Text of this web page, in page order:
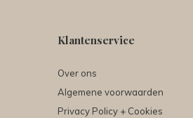
Klantenservice
Over ons
Algemene voorwaarden
Privacy Policy + Cookies